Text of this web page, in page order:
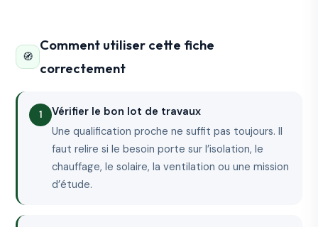
🧭
Comment utiliser cette fiche
correctement
Vérifier le bon lot de travaux
Une qualification proche ne suffit pas toujours. Il
faut relire si le besoin porte sur l’isolation, le
chauffage, le solaire, la ventilation ou une mission
d’étude.